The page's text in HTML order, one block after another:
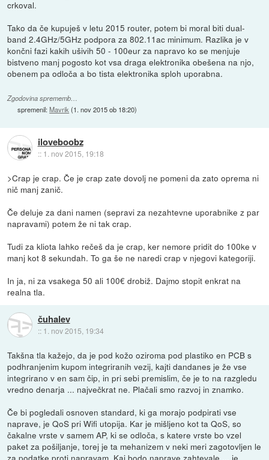
crkoval.
Tako da če kupuješ v letu 2015 router, potem bi moral biti dual-
band 2.4GHz/5GHz podpora za 802.11ac minimum. Razlika je v
končni fazi kakih ušivih 50 - 100eur za napravo ko se menjuje
bistveno manj pogosto kot vsa draga elektronika obešena na njo,
obenem pa odloča a bo tista elektronika sploh uporabna.
Zgodovina sprememb…
spremenil:Mavrik (1. nov 2015 ob 18:20)
iloveboobz
:: 1. nov 2015, 19:18
>Crap je crap. Če je crap zate dovolj ne pomeni da zato oprema ni
nič manj zanič.
Če deluje za dani namen (sepravi za nezahtevne uporabnike z par
napravami) potem že ni tak crap.
Tudi za kliota lahko rečeš da je crap, ker nemore pridit do 100ke v
manj kot 8 sekundah. To ga še ne naredi crap v njegovi kategoriji.
In ja, ni za vsakega 50 ali 100€ drobiž. Dajmo stopit enkrat na
realna tla.
čuhalev
:: 1. nov 2015, 19:34
Takšna tla kažejo, da je pod kožo oziroma pod plastiko en PCB s
podhranjenim kupom integriranih vezij, kajti dandanes je že vse
integrirano v en sam čip, in pri sebi premislim, če je to na razgledu
vredno denarja ... največkrat ne. Plačali smo razvoj in znamko.
Če bi pogledali osnoven standard, ki ga morajo podpirati vse
naprave, je QoS pri Wifi utopija. Kar je mišljeno kot ta QoS, so
čakalne vrste v samem AP, ki se odloča, s katere vrste bo vzel
paket za pošiljanje, torej je ta mehanizem v neki meri zagotovljen le
za podatke proti napravam. Kaj bodo naprave zahtevale ... je